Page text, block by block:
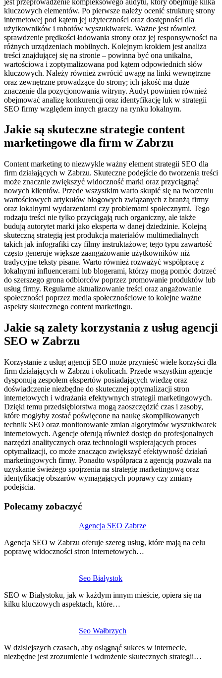
kluczowych elementów. Po pierwsze należy ocenić strukturę strony
internetowej pod kątem jej użyteczności oraz dostępności dla
użytkowników i robotów wyszukiwarek. Ważne jest również
sprawdzenie prędkości ładowania strony oraz jej responsywności na
różnych urządzeniach mobilnych. Kolejnym krokiem jest analiza
treści znajdującej się na stronie – powinna być ona unikalna,
wartościowa i zoptymalizowana pod kątem odpowiednich słów
kluczowych. Należy również zwrócić uwagę na linki wewnętrzne
oraz zewnętrzne prowadzące do strony; ich jakość ma duże
znaczenie dla pozycjonowania witryny. Audyt powinien również
obejmować analizę konkurencji oraz identyfikację luk w strategii
SEO firmy względem innych graczy na rynku lokalnym.
Jakie są skuteczne strategie content
marketingowe dla firm w Zabrzu
Content marketing to niezwykle ważny element strategii SEO dla
firm działających w Zabrzu. Skuteczne podejście do tworzenia treści
może znacznie zwiększyć widoczność marki oraz przyciągnąć
nowych klientów. Przede wszystkim warto skupić się na tworzeniu
wartościowych artykułów blogowych związanych z branżą firmy
oraz lokalnymi wydarzeniami czy problemami społecznymi. Tego
rodzaju treści nie tylko przyciągają ruch organiczny, ale także
budują autorytet marki jako eksperta w danej dziedzinie. Kolejną
skuteczną strategią jest produkcja materiałów multimedialnych
takich jak infografiki czy filmy instruktażowe; tego typu zawartość
często generuje większe zaangażowanie użytkowników niż
tradycyjne teksty pisane. Warto również rozważyć współpracę z
lokalnymi influencerami lub blogerami, którzy mogą pomóc dotrzeć
do szerszego grona odbiorców poprzez promowanie produktów lub
usług firmy. Regularne aktualizowanie treści oraz angażowanie
społeczności poprzez media społecznościowe to kolejne ważne
aspekty skutecznego content marketingu.
Jakie są zalety korzystania z usług agencji
SEO w Zabrzu
Korzystanie z usług agencji SEO może przynieść wiele korzyści dla
firm działających w Zabrzu i okolicach. Przede wszystkim agencje
dysponują zespołem ekspertów posiadających wiedzę oraz
doświadczenie niezbędne do skutecznej optymalizacji stron
internetowych i wdrażania efektywnych strategii marketingowych.
Dzięki temu przedsiębiorstwa mogą zaoszczędzić czas i zasoby,
które mogłyby zostać poświęcone na naukę skomplikowanych
technik SEO oraz monitorowanie zmian algorytmów wyszukiwarek
internetowych. Agencje oferują również dostęp do profesjonalnych
narzędzi analitycznych oraz technologii wspierających proces
optymalizacji, co może znacząco zwiększyć efektywność działań
marketingowych firmy. Ponadto współpraca z agencją pozwala na
uzyskanie świeżego spojrzenia na strategię marketingową oraz
identyfikację obszarów wymagających poprawy czy zmiany
podejścia.
Polecamy zobaczyć
Agencja SEO Zabrze
Agencja SEO w Zabrzu oferuje szereg usług, które mają na celu
poprawę widoczności stron internetowych…
Seo Białystok
SEO w Białystoku, jak w każdym innym mieście, opiera się na
kilku kluczowych aspektach, które…
Seo Wałbrzych
W dzisiejszych czasach, aby osiągnąć sukces w internecie,
niezbędne jest zrozumienie i wdrożenie skutecznych strategii…
wpisu